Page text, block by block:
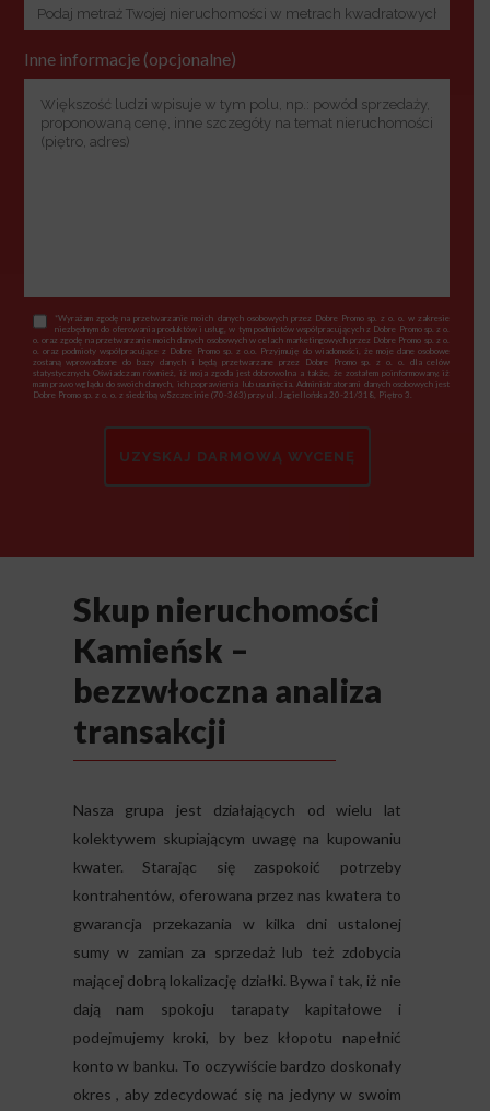
Inne informacje (opcjonalne)
*Wyrażam zgodę na przetwarzanie moich danych osobowych przez Dobre Promo sp. z o. o. w zakresie
niezbędnym do oferowania produktów i usług, w tym podmiotów współpracujących z Dobre Promo sp. z o.
o. oraz zgodę na przetwarzanie moich danych osobowych w celach marketingowych przez Dobre Promo sp. z o.
o. oraz podmioty współpracujące z Dobre Promo sp. z o.o. Przyjmuję do wiadomości, że moje dane osobowe
zostaną wprowadzone do bazy danych i będą przetwarzane przez Dobre Promo sp. z o. o. dla celów
statystycznych. Oświadczam również, iż moja zgoda jest dobrowolna a także, że zostałem poinformowany, iż
mam prawo wglądu do swoich danych, ich poprawienia lub usunięcia. Administratorami danych osobowych jest
Dobre Promo sp. z o. o. z siedzibą wSzczecinie (70-363) przy ul. Jagiellońska 20-21/318, Piętro 3.
Skup nieruchomości
Kamieńsk –
bezzwłoczna analiza
transakcji
Nasza grupa jest działających od wielu lat
kolektywem skupiającym uwagę na kupowaniu
kwater. Starając się zaspokoić potrzeby
kontrahentów, oferowana przez nas kwatera to
gwarancja przekazania w kilka dni ustalonej
sumy w zamian za sprzedaż lub też zdobycia
mającej dobrą lokalizację działki. Bywa i tak, iż nie
dają nam spokoju tarapaty kapitałowe i
podejmujemy kroki, by bez kłopotu napełnić
konto w banku. To oczywiście bardzo doskonały
okres , aby zdecydować się na jedyny w swoim